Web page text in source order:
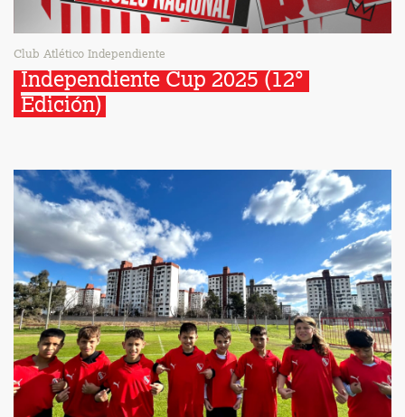
Club Atlético Independiente
Independiente Cup 2025 (12°
Edición)